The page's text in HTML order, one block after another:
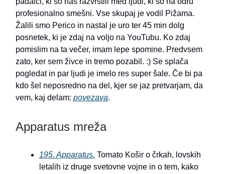
profesionalno smešni. Vse skupaj je vodil Pižama.
Žalili smo Perico in nastal je uro ter 45 min dolg
posnetek, ki je zdaj na voljo na YouTubu. Ko zdaj
pomislim na ta večer, imam lepe spomine. Predvsem
zato, ker sem živce in tremo pozabil. :) Se splača
pogledat in par ljudi je imelo res super šale. Če bi pa
kdo šel neposredno na del, kjer se jaz pretvarjam, da
vem, kaj delam: povezava.
Apparatus mreža
195. Apparatus. Tomato Košir o črkah, lovskih
letalih iz druge svetovne vojne in o tem, kako